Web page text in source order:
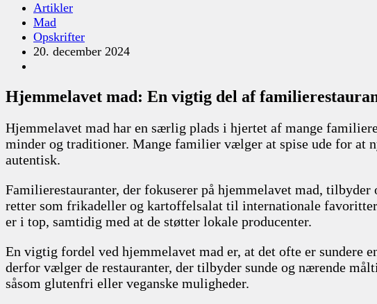
Artikler
Mad
Opskrifter
20. december 2024
Hjemmelavet mad: En vigtig del af
Hjemmelavet mad har en særlig plads i hjertet af mange
minder og traditioner. Mange familier vælger at spise ude for at
autentisk.
Familierestauranter, der fokuserer på hjemmelavet mad,
retter som frikadeller og kartoffelsalat til internationale favoritter
er i top, samtidig med at de støtter lokale producenter.
En vigtig fordel ved hjemmelavet mad er, at det ofte er sundere
derfor vælger de restauranter, der tilbyder sunde og nærende
såsom glutenfri eller veganske muligheder.